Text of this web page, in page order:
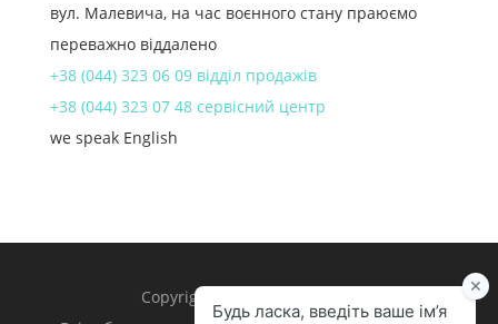
вул. Малевича, на час воєнного стану праюємо
переважно віддалено
+38 (044) 323 06 09 відділ продажів
+38 (044) 323 07 48 сервісний центр
we speak English
Copyright 1998 – 2024 iLand.